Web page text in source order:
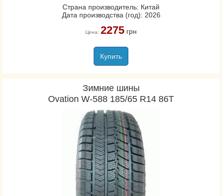
Страна производитель: Китай
Дата производства (год): 2026
Цена: 2275грн
Купить
Зимние шины
Ovation W-588 185/65 R14 86T